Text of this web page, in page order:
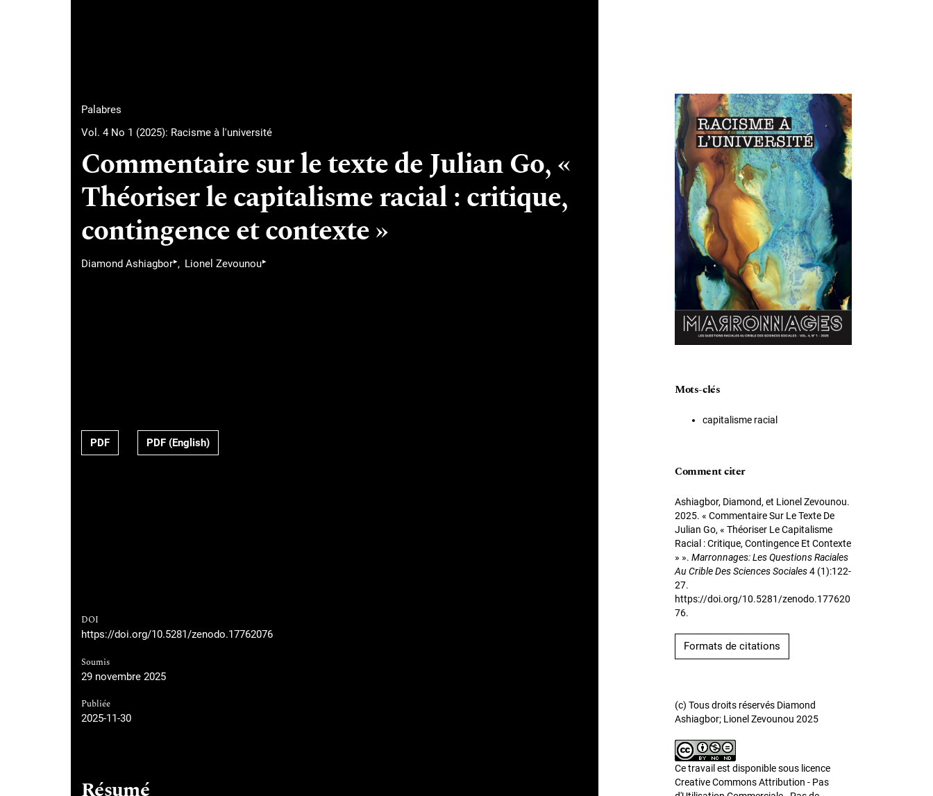
Palabres
Vol. 4 No 1 (2025): Racisme à l'université
Commentaire sur le texte de Julian Go, «
Théoriser le capitalisme racial : critique,
contingence et contexte »
Diamond Ashiagbor▸ Lionel Zevounou▸
PDF PDF (English)
DOI
https://doi.org/10.5281/zenodo.17762076
Soumis
29 novembre 2025
Publiée
2025-11-30
Résumé
Image de couverture
Mots-clés
capitalisme racial
Comment citer
Ashiagbor, Diamond, et Lionel Zevounou.
2025. « Commentaire Sur Le Texte De
Julian Go, « Théoriser Le Capitalisme
Racial : Critique, Contingence Et Contexte
» ». Marronnages: Les Questions Raciales
Au Crible Des Sciences Sociales4 (1):122-
27.
https://doi.org/10.5281/zenodo.177620
76.
Formats de citations
(c) Tous droits réservés Diamond
Ashiagbor; Lionel Zevounou 2025
Ce travail est disponible sous licence
Creative Commons Attribution - Pas